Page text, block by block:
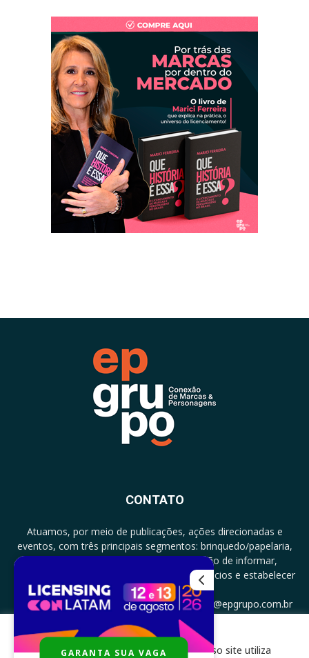
CONTATO
Atuamos, por meio de publicações, ações direcionadas e
eventos, com três principais segmentos: brinquedo/papelaria,
licenciamento e zero a três com a missão de informar,
documentar, proporcionar encontro de negócios e estabelecer
parcerias.
CONTATO: +5511994513097 - atendimento@epgrupo.com.br
Para melhor experiência e navegação, nosso site utiliza
GARANTA SUA VAGA